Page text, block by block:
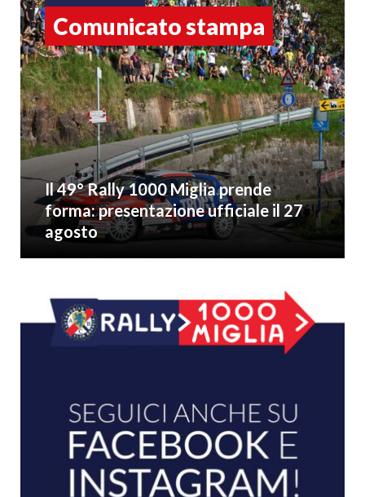
Comunicato stampa
Il 49° Rally 1000 Miglia prende
forma: presentazione ufficiale il 27
agosto